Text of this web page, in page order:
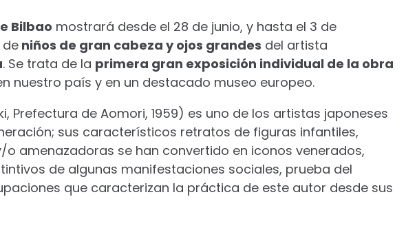
Bilbao mostrará desde el 28 de junio, y hasta el 3 de
de niños de gran cabeza y ojos grandes del artista
. Se trata de la primera gran exposición individual de la obra
nuestro país y en un destacado museo europeo.
Prefectura de Aomori, 1959) es uno de los artistas japoneses
sus característicos retratos de figuras infantiles,
amenazadoras se han convertido en iconos venerados,
de algunas manifestaciones sociales, prueba del
que caracterizan la práctica de este autor desde sus